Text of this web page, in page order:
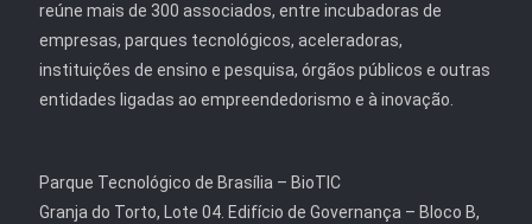
reúne mais de 300 associados, entre incubadoras de
empresas, parques tecnológicos, aceleradoras,
instituições de ensino e pesquisa, órgãos públicos e outras
entidades ligadas ao empreendedorismo e à inovação.
Parque Tecnológico de Brasília – BioTIC
Granja do Torto, Lote 04. Edifício de Governança – Bloco B,